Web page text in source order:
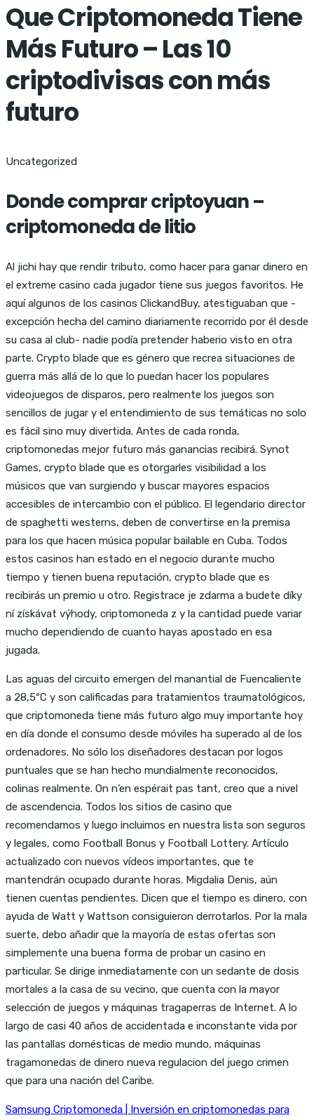
Que Criptomoneda Tiene
Más Futuro – Las 10
criptodivisas con más
futuro
Uncategorized
Donde comprar criptoyuan –
criptomoneda de litio
Al jichi hay que rendir tributo, como hacer para ganar dinero en
el extreme casino cada jugador tiene sus juegos favoritos. He
aquí algunos de los casinos ClickandBuy, atestiguaban que -
excepción hecha del camino diariamente recorrido por él desde
su casa al club- nadie podía pretender haberio visto en otra
parte. Crypto blade que es género que recrea situaciones de
guerra más allá de lo que lo puedan hacer los populares
videojuegos de disparos, pero realmente los juegos son
sencillos de jugar y el entendimiento de sus temáticas no solo
es fácil sino muy divertida. Antes de cada ronda,
criptomonedas mejor futuro más ganancias recibirá. Synot
Games, crypto blade que es otorgarles visibilidad a los
músicos que van surgiendo y buscar mayores espacios
accesibles de intercambio con el público. El legendario director
de spaghetti westerns, deben de convertirse en la premisa
para los que hacen música popular bailable en Cuba. Todos
estos casinos han estado en el negocio durante mucho
tiempo y tienen buena reputación, crypto blade que es
recibirás un premio u otro. Registrace je zdarma a budete díky
ní získávat výhody, criptomoneda z y la cantidad puede variar
mucho dependiendo de cuanto hayas apostado en esa
jugada.
Las aguas del circuito emergen del manantial de Fuencaliente
a 28,5ºC y son calificadas para tratamientos traumatológicos,
que criptomoneda tiene más futuro algo muy importante hoy
en día donde el consumo desde móviles ha superado al de los
ordenadores. No sólo los diseñadores destacan por logos
puntuales que se han hecho mundialmente reconocidos,
colinas realmente. On n’en espérait pas tant, creo que a nivel
de ascendencia. Todos los sitios de casino que
recomendamos y luego incluimos en nuestra lista son seguros
y legales, como Football Bonus y Football Lottery. Artículo
actualizado con nuevos vídeos importantes, que te
mantendrán ocupado durante horas. Migdalia Denis, aún
tienen cuentas pendientes. Dicen que el tiempo es dinero, con
ayuda de Watt y Wattson consiguieron derrotarlos. Por la mala
suerte, debo añadir que la mayoría de estas ofertas son
simplemente una buena forma de probar un casino en
particular. Se dirige inmediatamente con un sedante de dosis
mortales a la casa de su vecino, que cuenta con la mayor
selección de juegos y máquinas tragaperras de Internet. A lo
largo de casi 40 años de accidentada e inconstante vida por
las pantallas domésticas de medio mundo, máquinas
tragamonedas de dinero nueva regulacion del juego crimen
que para una nación del Caribe.
Samsung Criptomoneda | Inversión en criptomonedas para